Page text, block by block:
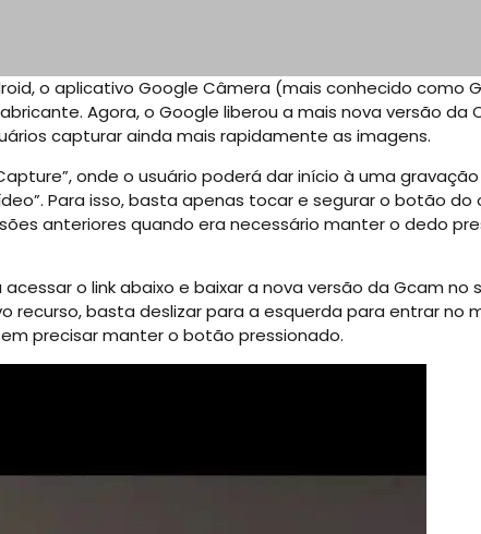
o aplicativo Google Câmera (mais conhecido como
Agora, o Google liberou a mais nova versão da
capturar ainda mais rapidamente as imagens.
onde o usuário poderá dar início à uma
Para isso, basta apenas tocar e segurar o botão
anteriores quando era necessário manter o dedo
o link abaixo e baixar a nova versão da Gcam no
recurso, basta deslizar para a esquerda para entrar no
precisar manter o botão pressionado.